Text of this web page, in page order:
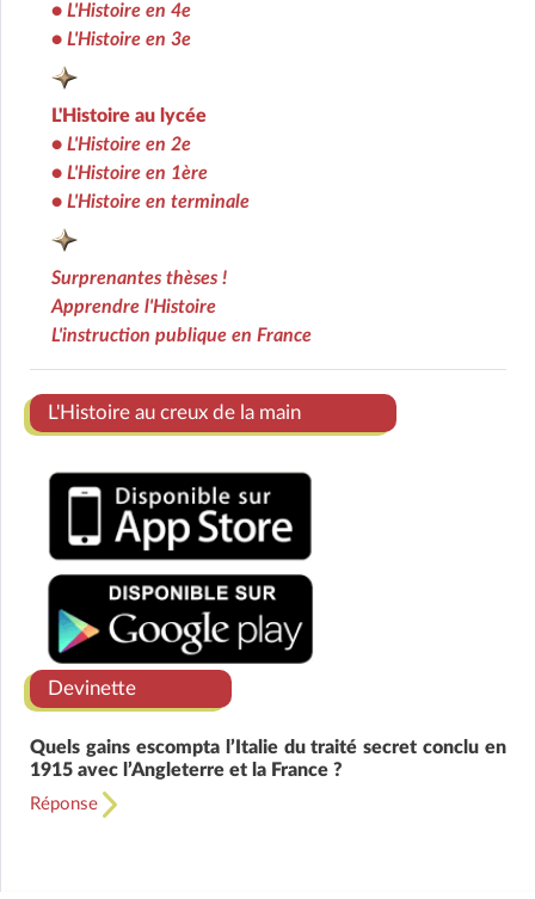
• L'Histoire en 4e
• L'Histoire en 3e
L'Histoire au lycée
• L'Histoire en 2e
• L'Histoire en 1ère
• L'Histoire en terminale
Surprenantes thèses !
Apprendre l'Histoire
L'instruction publique en France
L'Histoire au creux de la main
Devinette
Quels gains escompta l’Italie du traité secret conclu en
1915 avec l’Angleterre et la France ?
Réponse